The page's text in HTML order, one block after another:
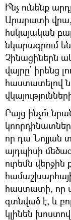
Ի՞նչ ունենք
Արարատի վրա,
հսկայական
նկարագրում
Չինացիներն
վայրը՝ իրենց
հաստատելով
Բայց ինչո՞ւ
որ դա Նոյյան
այդպիսի
ուրեմն վերջին
հաստատի, որ
գտնված է, և
կլինեն